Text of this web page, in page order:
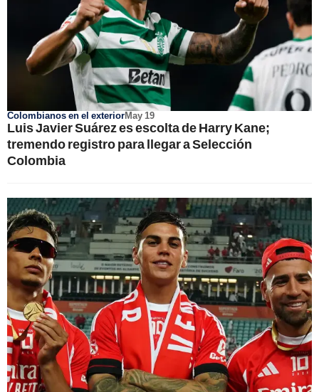
Colombianos en el exteriorMay 19
Luis Javier Suárez es escolta de Harry Kane;
tremendo registro para llegar a Selección
Colombia